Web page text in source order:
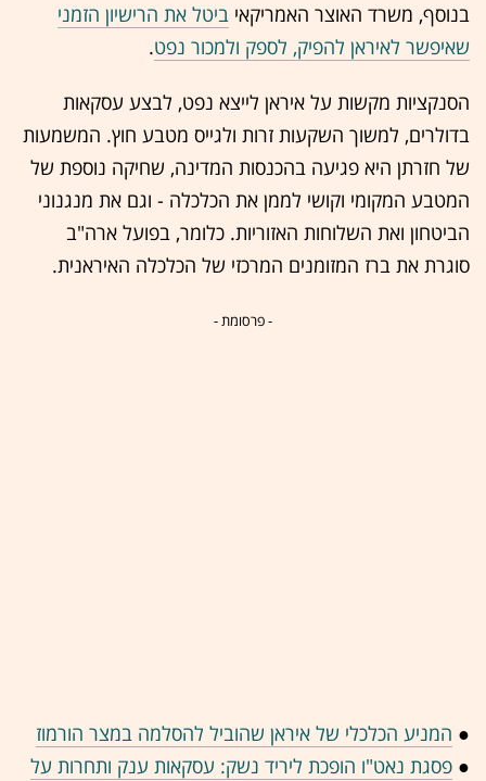
בנוסף, משרד האוצר האמריקאי ביטל את הרישיון הזמני
שאיפשר לאיראן להפיק, לספק ולמכור נפט.
הסנקציות מקשות על איראן לייצא נפט, לבצע עסקאות
בדולרים, למשוך השקעות זרות ולגייס מטבע חוץ. המשמעות
של חזרתן היא פגיעה בהכנסות המדינה, שחיקה נוספת של
המטבע המקומי וקושי לממן את הכלכלה - וגם את מנגנוני
הביטחון ואת השלוחות האזוריות. כלומר, בפועל ארה"ב
סוגרת את ברז המזומנים המרכזי של הכלכלה האיראנית.
- פרסומת -
● המניע הכלכלי של איראן שהוביל להסלמה במצר הורמוז
● פסגת נאט"ו הופכת ליריד נשק: עסקאות ענק ותחרות על